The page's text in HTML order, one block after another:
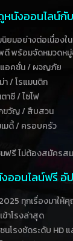
หนังออนไลน์กั
ยมอย่างต่อเนื่องใ
พร้อมจัดหมวดหมู่ชั
อคชั่น / ผจญภัย
า / โรแมนติก
าซี / ไซไฟ
ขวัญ / สืบสวน
มดี้ / ครอบครัว
ฟรี ไม่ต้องสมัครส
ออนไลน์ฟรี อั
ทุกเรื่องมาให้คุ
ข้าโรงล่าสุด
นโรงชัดระดับ HD แ